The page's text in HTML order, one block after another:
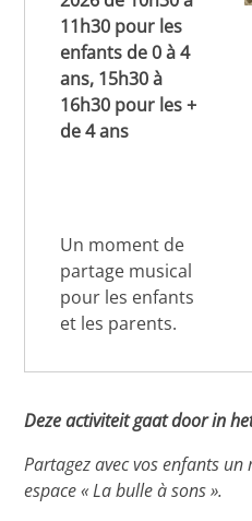
11h30 pour les
enfants de 0 à 4
ans, 15h30 à
16h30 pour les +
de 4 ans
Un moment de
partage musical
pour les enfants
et les parents.
Deze activiteit gaat door in
Partagez avec vos enfants
espace « La bulle à sons ».